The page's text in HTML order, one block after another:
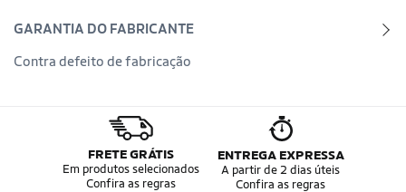
GARANTIA DO FABRICANTE
Contra defeito de fabricação
FRETE GRÁTIS
Em produtos selecionados
Confira as regras
ENTREGA EXPRESSA
A partir de 2 dias úteis
Confira as regras